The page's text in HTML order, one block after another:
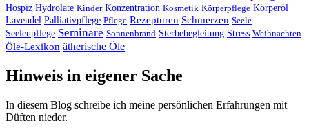
Hospiz Hydrolate Kinder Konzentration Kosmetik Körperpflege Körperöl
Lavendel Palliativpflege Pflege Rezepturen Schmerzen Seele
Seelenpflege Seminare Sonnenbrand Sterbebegleitung Stress Weihnachten
Öle-Lexikon ätherische Öle
Hinweis in eigener Sache
In diesem Blog schreibe ich meine persönlichen Erfahrungen mit
Düften nieder.